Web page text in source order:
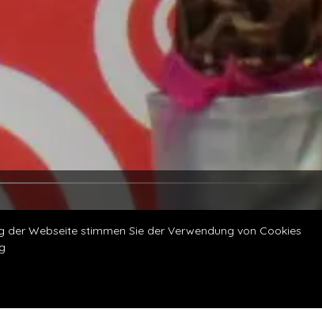
Webseite stimmen Sie der Verwendung von Cookies